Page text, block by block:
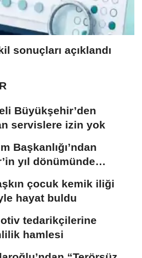
sonuçları açıklandı
Büyükşehir’den
servislere izin yok
Başkanlığı’ndan
yıl dönümünde
çocuk kemik iliği
hayat buldu
tedarikçilerine
hamlesi